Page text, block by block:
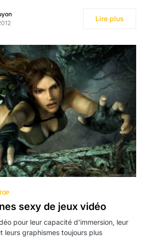
Lire plus
sexy de jeux vidéo
pour leur capacité d’immersion, leur
leurs graphismes toujours plus